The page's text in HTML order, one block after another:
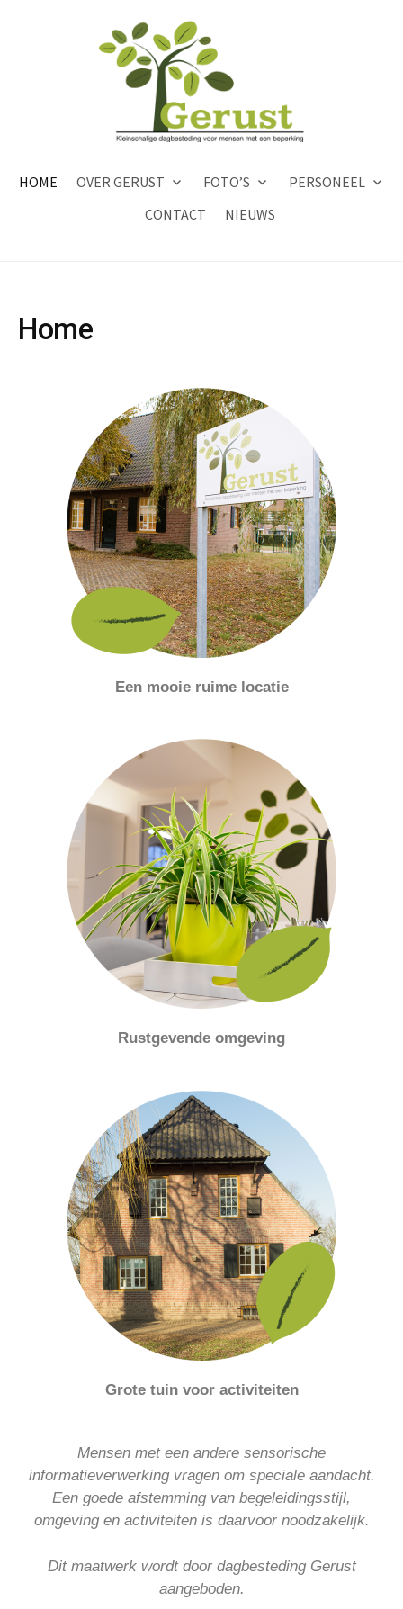
HOME OVER GERUST FOTO’S
PERSONEEL
CONTACT
NIEUWS
Home
Een mooie ruime locatie
Rustgevende omgeving
Grote tuin voor activiteiten
Mensen met een andere sensorische
informatieverwerking vragen om speciale aandacht.
Een goede afstemming van begeleidingsstijl,
omgeving en activiteiten is daarvoor noodzakelijk.
Dit maatwerk wordt door dagbesteding Gerust
aangeboden.